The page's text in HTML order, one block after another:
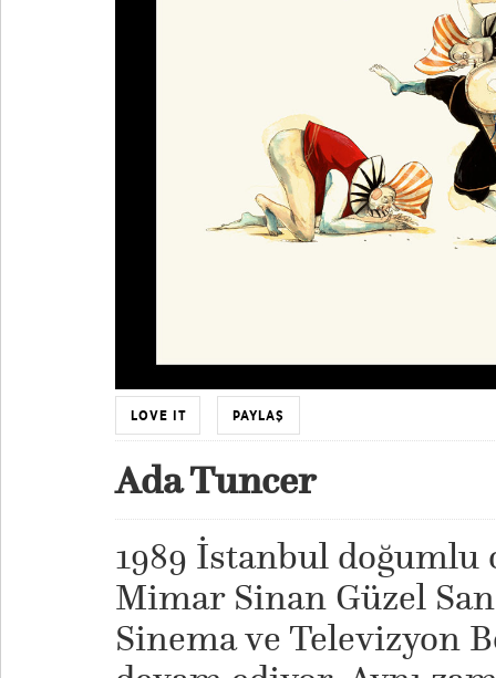
LOVE IT PAYLAŞ
Ada Tuncer
1989 İstanbul doğumlu
Mimar Sinan Güzel
Sinema ve Televizyon